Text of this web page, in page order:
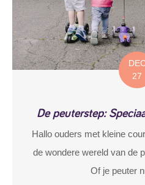
27
De peuterstep:
Hallo ouders met kleine
de wondere wereld van de
Of je peuter